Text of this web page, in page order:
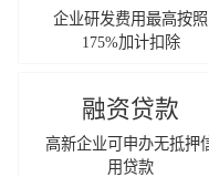
企业研发费用最高按照
175%加计扣除
融资贷款
高新企业可申办无抵押
用贷款